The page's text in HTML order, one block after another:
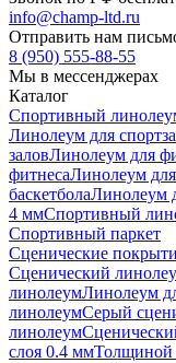
info@champ-ltd.ru
Отправить нам
8 (950) 555-88-55
Мы в мессенджерах
Каталог
Спортивный
Линолеум для
заловЛинолеум для
фитнесаЛинолеум
баскетболаЛинолеум
4 ммСпортивный
Спортивный паркет
Сценические
Сценический
линолеумЛинолеум
линолеумСерый
линолеум
слоя 0.4 ммТолщиной